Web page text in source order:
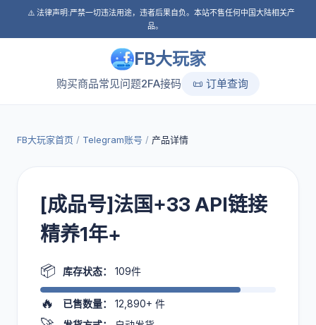
⚠️ 法律声明:严禁一切违法用途，违者后果自负。本站不售任何中国大陆相关产
品。
FB大玩家
购买商品常见问题2FA接码 📜 订单查询
FB大玩家首页 / Telegram账号 / 产品详情
[成品号]法国+33 API链接
精养1年+
📦 库存状态： 109件
🔥 已售数量： 12,890+ 件